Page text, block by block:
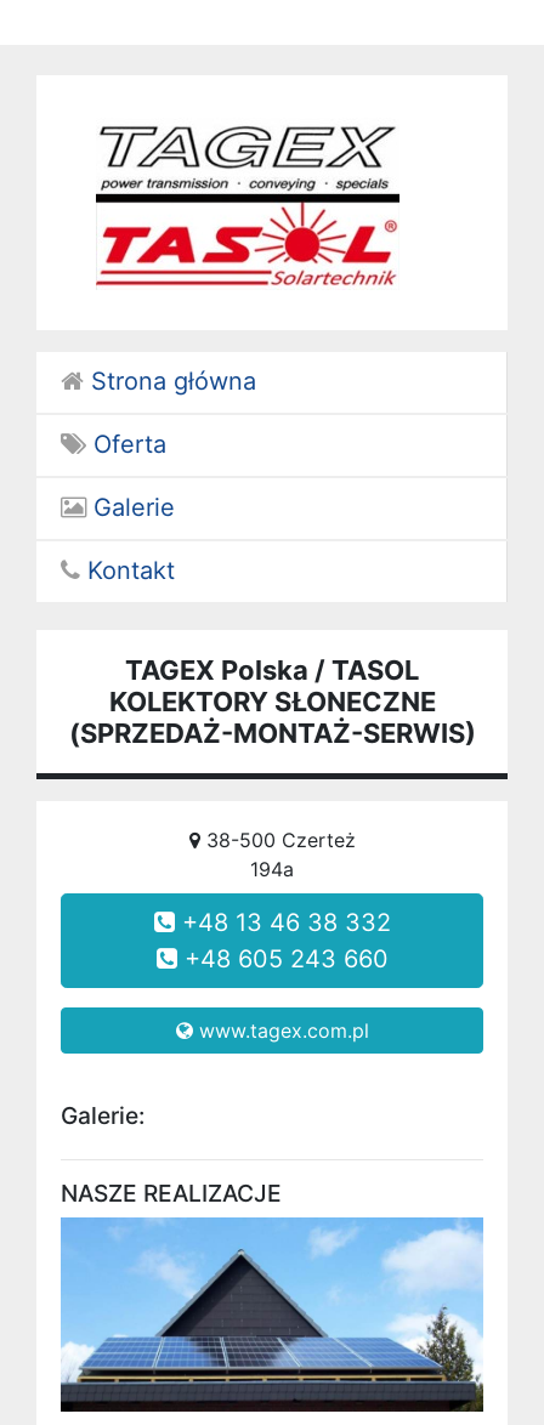
Strona główna
Oferta
Galerie
Kontakt
TAGEX Polska / TASOL
KOLEKTORY SŁONECZNE
(SPRZEDAŻ-MONTAŻ-SERWIS)
38-500 Czerteż
194a
+48 13 46 38 332
+48 605 243 660
www.tagex.com.pl
Galerie:
NASZE REALIZACJE